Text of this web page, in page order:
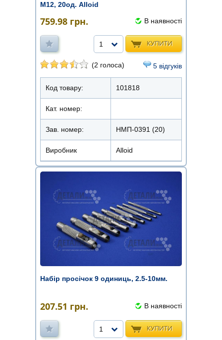
M12, 20од. Alloid
759.98 грн. В наявності
КУПИТИ
1
(2 голоса) 5 відгуків
Код товару: 101818
Кат. номер:
Зав. номер: НМП-0391 (20)
Виробник Alloid
Набір просічок 9 одиниць, 2.5-10мм.
207.51 грн. В наявності
КУПИТИ
1